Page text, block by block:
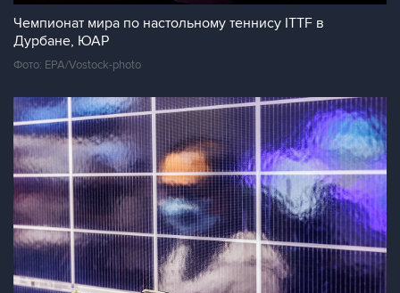
Чемпионат мира по настольному теннису ITTF в
Дурбане, ЮАР
Фото: EPA/Vostock-photo